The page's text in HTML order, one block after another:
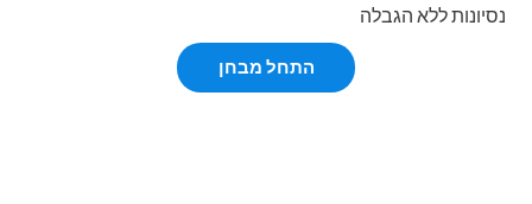
נסיונות ללא הגבלה